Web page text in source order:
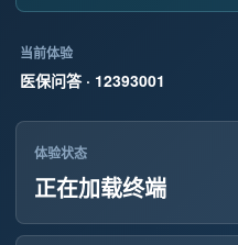
当前体验
医保问答 · 12393001
体验状态
正在加载终端